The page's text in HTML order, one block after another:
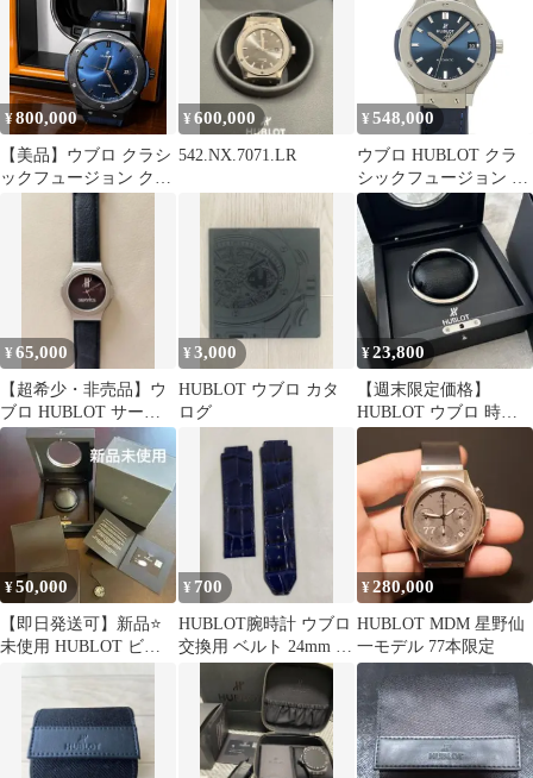
ンズ 40802192886【中
古】【アラモード】
¥800,000
【美品】ウブロ クラシ
ックフュージョン クロ
ノグラフ 腕時計
【HUBLOT】
¥600,000
542.NX.7071.LR
¥ 548,000
ウブロ HUBLOT クラ
シックフュージョン チ
タニウム ブルー 565
NX 7170 LR ボーイズ
腕時計 デイト 自動巻き
Classic fusion 90335858
¥65,000
【超希少・非売品】ウ
ブロ HUBLOT サービ
スウォッチ腕時計クォ
ーツ 稼働中
¥3,000
HUBLOT ウブロ カタ
ログ
¥23,800
【週末限定価格】
HUBLOT ウブロ 時計
用 純正ボックス 空箱
ビッグバン
¥50,000
【即日発送可】新品⭐️
未使用 HUBLOT ビッ
¥ 700
HUBLOT腕時計 ウブロ
交換用 ベルト 24mm 素
¥280,000
HUBLOT MDM 星野仙
一モデル 77本限定